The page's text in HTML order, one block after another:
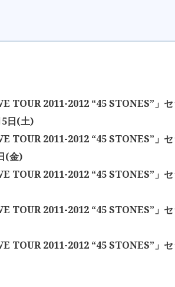
TOUR 2011-2012 “45 STONES”」セ
5日(土)
TOUR 2011-2012 “45 STONES”」セ
(金)
TOUR 2011-2012 “45 STONES”」セ
TOUR 2011-2012 “45 STONES”」セ
TOUR 2011-2012 “45 STONES”」セ